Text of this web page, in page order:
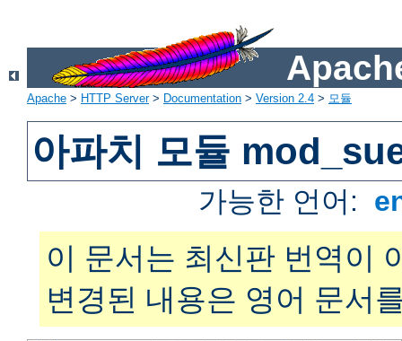
Apache > HTTP Server> Documentation > Version 2.4 > 모듈
아파치 모듈
가능한 언어:
이 문서는 최신판 번역이
변경된 내용은 영어 문서